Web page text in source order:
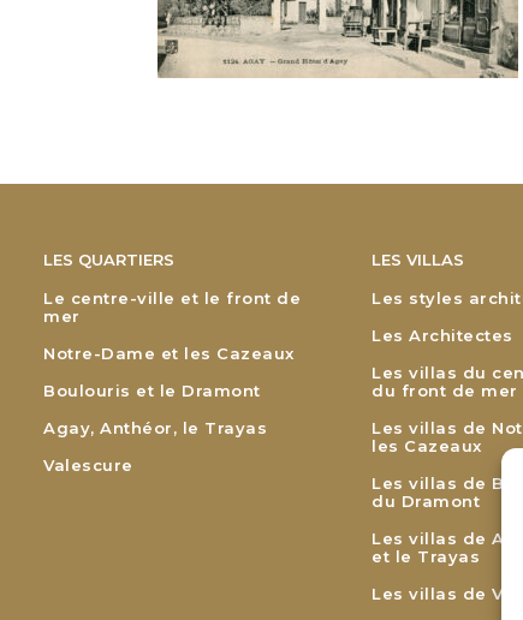
LES QUARTIERS
Le centre-ville et le front de
mer
Notre-Dame et les Cazeaux
Boulouris et le Dramont
Agay, Anthéor, le Trayas
Valescure
LES VILLAS
Les styles
Les Architectes
Les villas du
du front de mer
Les villas de
les Cazeaux
Les villas de
du Dramont
Les villas de
et le Trayas
Les villas de